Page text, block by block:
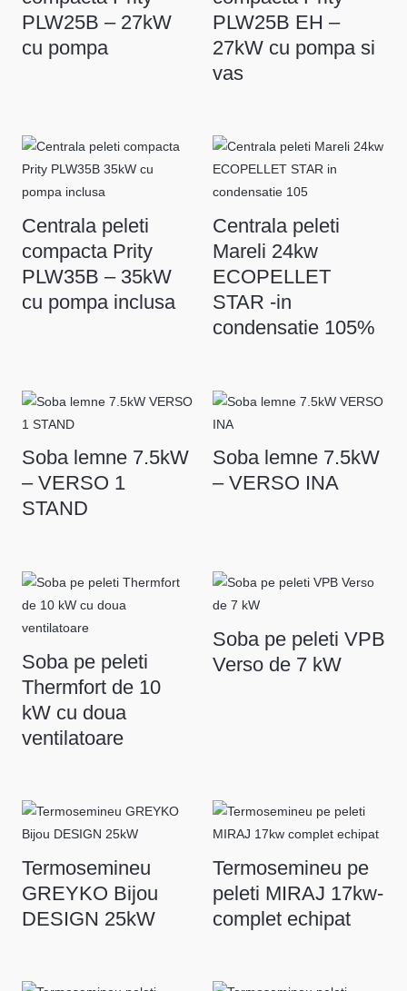
PLW25B – 27kW
cu pompa
PLW25B EH –
27kW cu pompa si
vas
Centrala peleti
compacta Prity
PLW35B – 35kW
cu pompa inclusa
Centrala peleti
Mareli 24kw
ECOPELLET
STAR -in
condensatie 105%
Soba lemne 7.5kW
– VERSO 1
STAND
Soba lemne 7.5kW
– VERSO INA
Soba pe peleti
Thermfort de 10
kW cu doua
ventilatoare
Soba pe peleti VPB
Verso de 7 kW
Termosemineu
GREYKO Bijou
DESIGN 25kW
Termosemineu pe
peleti MIRAJ 17kw-
complet echipat